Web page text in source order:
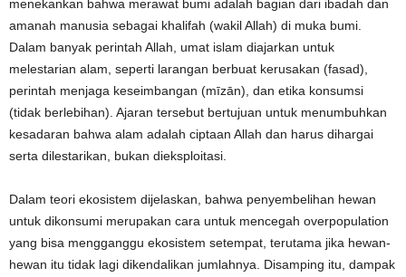
menekankan bahwa merawat bumi adalah bagian dari ibadah dan
amanah manusia sebagai khalifah (wakil Allah) di muka bumi.
Dalam banyak perintah Allah, umat islam diajarkan untuk
melestarian alam, seperti larangan berbuat kerusakan (fasad),
perintah menjaga keseimbangan (mīzān), dan etika konsumsi
(tidak berlebihan). Ajaran tersebut bertujuan untuk menumbuhkan
kesadaran bahwa alam adalah ciptaan Allah dan harus dihargai
serta dilestarikan, bukan dieksploitasi.
Dalam teori ekosistem dijelaskan, bahwa penyembelihan hewan
untuk dikonsumi merupakan cara untuk mencegah overpopulation
yang bisa mengganggu ekosistem setempat, terutama jika hewan-
hewan itu tidak lagi dikendalikan jumlahnya . Disamping itu, dampak